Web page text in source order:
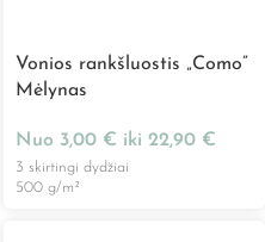
Vonios rankšluostis „Como”
Mėlynas
Nuo 3,00 € iki 22,90 €
3 skirtingi dydžiai
500 g/m²